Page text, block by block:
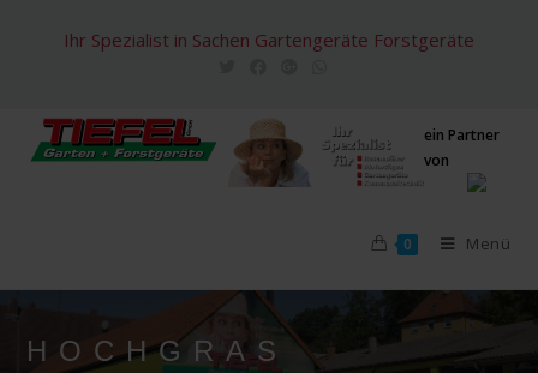
Ihr Spezialist in Sachen Gartengeräte Forstgeräte
ein Partner
von
0 Menü
HOCHGRAS